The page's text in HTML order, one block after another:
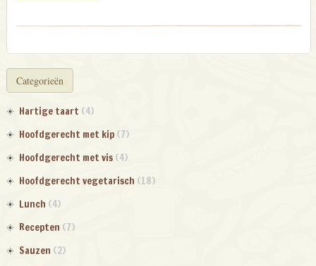
Categorieën
Hartige taart (4)
Hoofdgerecht met kip(7)
Hoofdgerecht met vis(4)
Hoofdgerecht vegetarisch (18)
Lunch (4)
Recepten (7)
Sauzen (2)